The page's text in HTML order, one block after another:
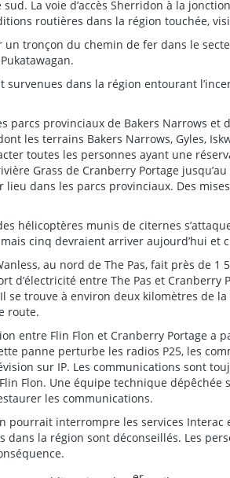
La voie d’accès Sherridon à la
routières dans la région touchée,
un tronçon du chemin de fer dans le
survenues dans la région entourant
parcs provinciaux de Bakers Narrows et
les terrains Bakers Narrows, Gyles,
toutes les personnes ayant une
Grass de Cranberry Portage
dans les parcs provinciaux. Des
hélicoptères munis de citernes
cinq devraient arriver aujourd’hui et
au nord de The Pas, fait près de
d’électricité entre The Pas et Cranberry
se trouve à environ deux kilomètres de
route.
entre Flin Flon et Cranberry Portage a
panne perturbe les radios P25, les
sur IP. Les communications sont
Flin Flon. Une équipe technique
les communications.
pourrait interrompre les services Interac
dans la région sont déconseillés. Les